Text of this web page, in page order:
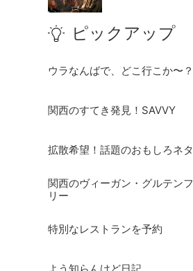
ピックアップ
ウラなんばで、どこ行こか〜？
関西のすてき発見！SAVVY
拡散希望！話題のおもしろネタ
関西のヴィーガン・グルテンフ
リー
特別なレストランを予約
よう知らんけど日記